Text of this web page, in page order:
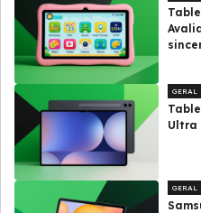
GERAL
Ultra
GERAL